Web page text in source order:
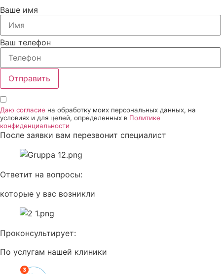
Ваше имя
Ваш телефон
Даю согласие на обработку моих персональных данных, на
условиях и для целей, определенных в Политике
конфиденциальности
Отправить
После заявки вам перезвонит специалист
Ответит на вопросы:
которые у вас возникли
Проконсультирует:
По услугам нашей клиники